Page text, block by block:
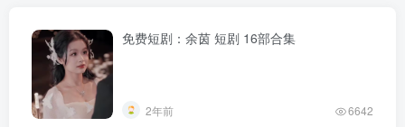
免费短剧：余茵 短剧 16部合集
2年前 6642